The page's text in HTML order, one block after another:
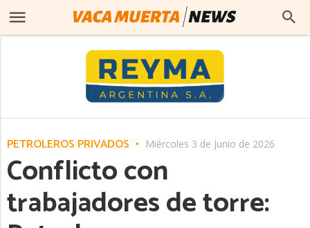
PETROLEROS PRIVADOS Miércoles 3 de Junio de 2026
Conflicto con
trabajadores de torre: